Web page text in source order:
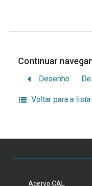
Continuar
Desenho
Voltar para a
Acervo CAL